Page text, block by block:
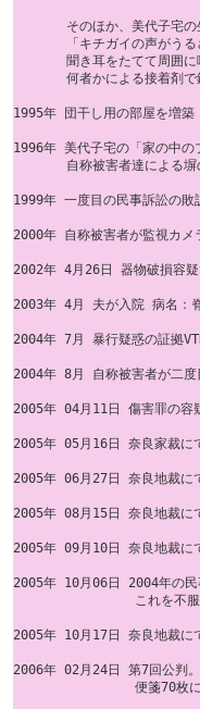
そのほか、美代子宅の
「キチガイの声がうる
聞き耳をたてて周囲に
何者かによる接着剤で
1995年 団干し用の部屋を増築
1996年 美代子宅の「家の中の
自称被害者達による塀
1999年 一度目の民事訴訟の敗
2000年 自称被害者が監視カメ
2002年 4月26日 器物破損容
2003年 4月 夫が入院 病名：
2004年 7月 暴行疑惑の証拠
2004年 8月 自称被害者が二度
2005年 04月11日 傷害罪の容
2005年 05月16日 奈良家裁に
2005年 06月27日 奈良地裁に
2005年 08月15日 奈良地裁に
2005年 09月10日 奈良地裁に
2005年 10月06日 2004年の民
これを不服
2005年 10月17日 奈良地裁に
2006年 02月24日 第7回公判。
便箋70枚に